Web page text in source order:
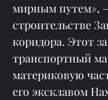
мирным путем»,
строительстве
коридора. Этот
транспортный
материковую
его эксклавом